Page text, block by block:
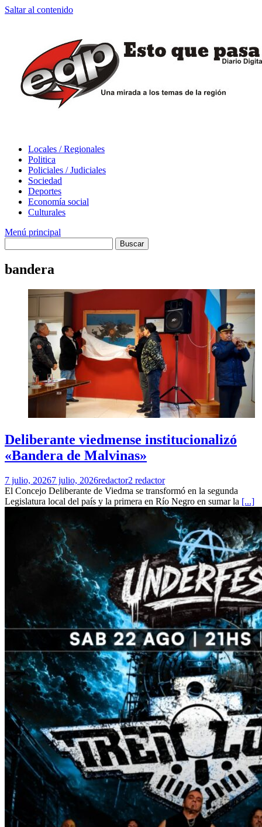
Saltar al contenido
Locales / Regionales
Politica
Policiales / Judiciales
Sociedad
Deportes
Economía social
Culturales
Menú principal
bandera
Deliberante viedmense institucionalizó
«Bandera de Malvinas»
7 julio, 20267 julio, 2026redactor2 redactor
El Concejo Deliberante de Viedma se transformó en la segunda
Legislatura local del país y la primera en Río Negro en sumar la [...]